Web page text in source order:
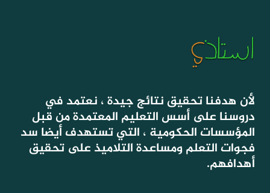
لأن هدفنا تحقيق نتائج جيدة ، نعتمد في
دروسنا على أسس التعليم المعتمدة من قبل
المؤسسات الحكومية ، التي تستهدف أيضا سد
فجوات التعلم ومساعدة التلاميذ على تحقيق
أهدافهم.